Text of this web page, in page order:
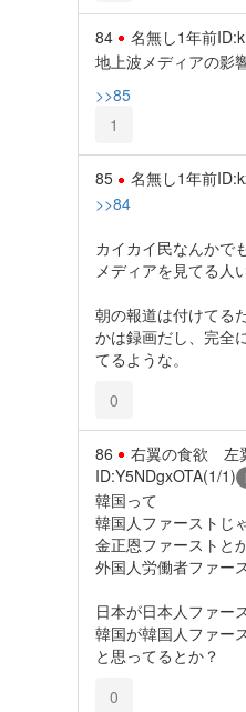
84 名無し1年前
地上波メディアの影
>>85
1
85 名無し1年前
>>84
カイカイ民なんかで
メディアを見てる人
朝の報道は付けてる
かは録画だし、完全
てるような。
0
86 右翼の食欲 左
ID:Y5NDgxOTA(1/1)
韓国って
韓国人ファーストじ
金正恩ファーストと
外国人労働者ファー
日本が日本人ファー
韓国が韓国人ファー
と思ってるとか？
0